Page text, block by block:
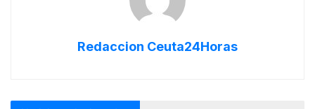
Redaccion Ceuta24Horas